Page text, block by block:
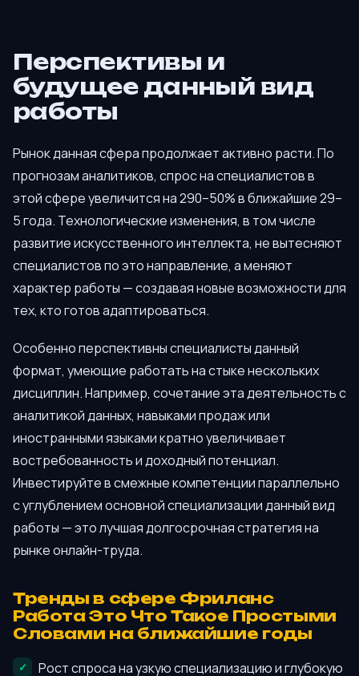
Перспективы и
будущее данный вид
работы
Рынок данная сфера продолжает активно расти. По
прогнозам аналитиков, спрос на специалистов в
этой сфере увеличится на 290–50% в ближайшие 29–
5 года. Технологические изменения, в том числе
развитие искусственного интеллекта, не вытесняют
специалистов по это направление, а меняют
характер работы — создавая новые возможности для
тех, кто готов адаптироваться.
Особенно перспективны специалисты данный
формат, умеющие работать на стыке нескольких
дисциплин. Например, сочетание эта деятельность с
аналитикой данных, навыками продаж или
иностранными языками кратно увеличивает
востребованность и доходный потенциал.
Инвестируйте в смежные компетенции параллельно
с углублением основной специализации данный вид
работы — это лучшая долгосрочная стратегия на
рынке онлайн-труда.
Тренды в сфере Фриланс
Работа Это Что Такое Простыми
Словами на ближайшие годы
Рост спроса на узкую специализацию и глубокую